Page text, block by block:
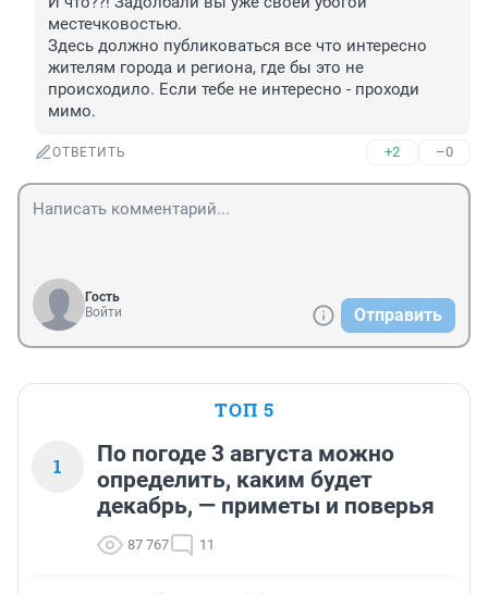
местечковостью.
Здесь должно публиковаться все что интересно
жителям города и региона, где бы это не
происходило. Если тебе не интересно - проходи
мимо.
ОТВЕТИТЬ +2 –0
Гость
Войти
Отправить
ТОП 5
1
По погоде 3 августа можно
определить, каким будет
декабрь, — приметы и поверья
87 767 11